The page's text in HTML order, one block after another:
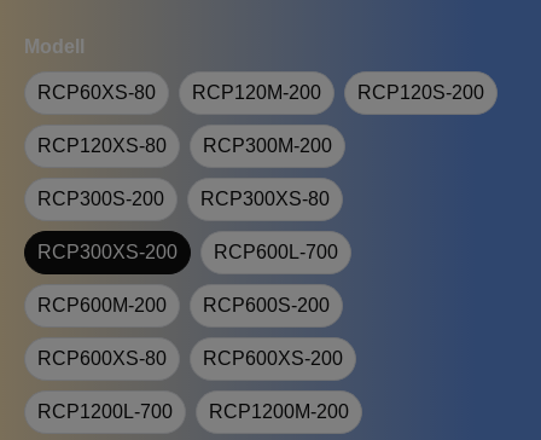
Modell
RCP60XS-80 RCP120M-200 RCP120S-200
RCP120XS-80 RCP300M-200
RCP300S-200 RCP300XS-80
RCP300XS-200 RCP600L-700
RCP600M-200 RCP600S-200
RCP600XS-80 RCP600XS-200
RCP1200L-700 RCP1200M-200